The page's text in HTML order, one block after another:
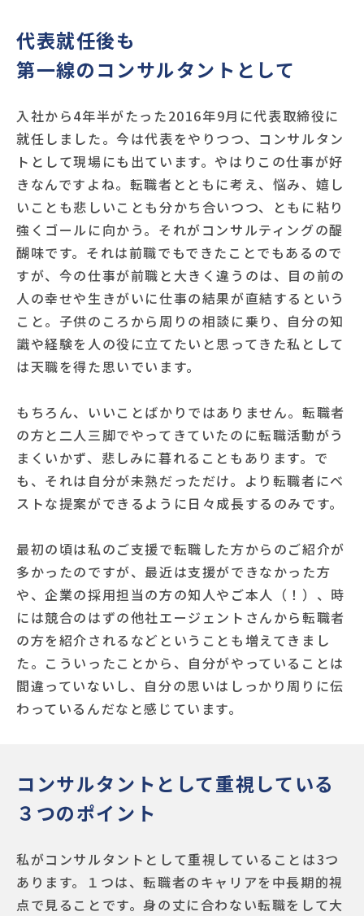
代表就任後も
第一線のコンサルタントとして
入社から4年半がたった2016年9月に代表取締役に
就任しました。今は代表をやりつつ、コンサルタン
トとして現場にも出ています。やはりこの仕事が好
きなんですよね。転職者とともに考え、悩み、嬉し
いことも悲しいことも分かち合いつつ、ともに粘り
強くゴールに向かう。それがコンサルティングの醍
醐味です。それは前職でもできたことでもあるので
すが、今の仕事が前職と大きく違うのは、目の前の
人の幸せや生きがいに仕事の結果が直結するという
こと。子供のころから周りの相談に乗り、自分の知
識や経験を人の役に立てたいと思ってきた私として
は天職を得た思いでいます。
もちろん、いいことばかりではありません。転職者
の方と二人三脚でやってきていたのに転職活動がう
まくいかず、悲しみに暮れることもあります。で
も、それは自分が未熟だっただけ。より転職者にベ
ストな提案ができるように日々成長するのみです。
最初の頃は私のご支援で転職した方からのご紹介が
多かったのですが、最近は支援ができなかった方
や、企業の採用担当の方の知人やご本人（！）、時
には競合のはずの他社エージェントさんから転職者
の方を紹介されるなどということも増えてきまし
た。こういったことから、自分がやっていることは
間違っていないし、自分の思いはしっかり周りに伝
わっているんだなと感じています。
コンサルタントとして重視している
３つのポイント
私がコンサルタントとして重視していることは3つ
あります。１つは、転職者のキャリアを中長期的視
点で見ることです。身の丈に合わない転職をして大